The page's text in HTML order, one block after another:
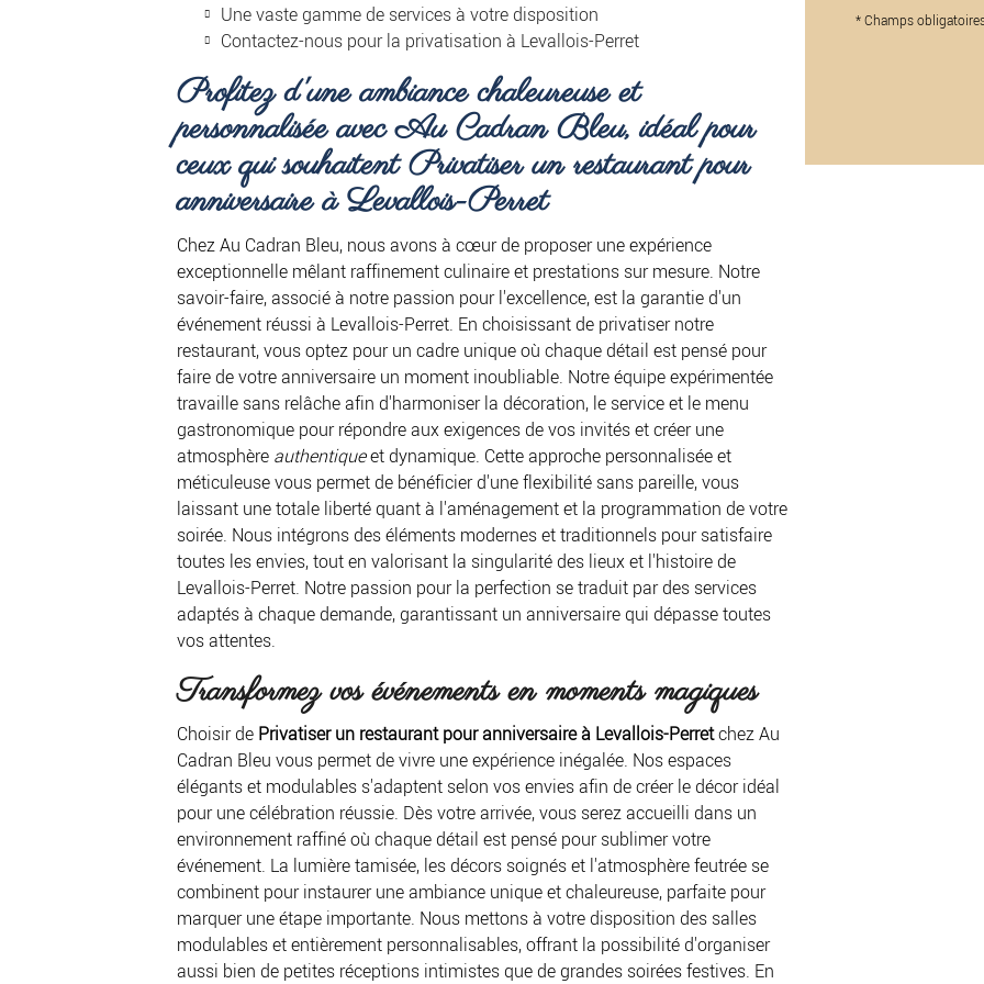
Une vaste gamme de services à votre disposition
Contactez-nous pour la privatisation à Levallois-Perret
Profitez d'une ambiance chaleureuse et
personnalisée avec Au Cadran Bleu, idéal pour
ceux qui souhaitentPrivatiser un restaurant pour
anniversaire à Levallois-Perret
Chez Au Cadran Bleu, nous avons à cœur de proposer une expérience
exceptionnelle mêlant raffinement culinaire et prestations sur mesure. Notre
savoir-faire, associé à notre passion pour l'excellence, est la garantie d'un
événement réussi à Levallois-Perret. En choisissant de privatiser notre
restaurant, vous optez pour un cadre unique où chaque détail est pensé pour
faire de votre anniversaire un moment inoubliable. Notre équipe expérimentée
travaille sans relâche afin d'harmoniser la décoration, le service et le menu
gastronomique pour répondre aux exigences de vos invités et créer une
atmosphère authentiqueet dynamique. Cette approche personnalisée et
méticuleuse vous permet de bénéficier d'une flexibilité sans pareille, vous
laissant une totale liberté quant à l'aménagement et la programmation de votre
soirée. Nous intégrons des éléments modernes et traditionnels pour satisfaire
toutes les envies, tout en valorisant la singularité des lieux et l'histoire de
Levallois-Perret. Notre passion pour la perfection se traduit par des services
adaptés à chaque demande, garantissant un anniversaire qui dépasse toutes
vos attentes.
Transformez vos événements en moments magiques
Choisir de Privatiser un restaurant pour anniversaire à Levallois-Perretchez Au
Cadran Bleu vous permet de vivre une expérience inégalée. Nos espaces
élégants et modulables s'adaptent selon vos envies afin de créer le décor idéal
pour une célébration réussie. Dès votre arrivée, vous serez accueilli dans un
environnement raffiné où chaque détail est pensé pour sublimer votre
événement. La lumière tamisée, les décors soignés et l'atmosphère feutrée se
combinent pour instaurer une ambiance unique et chaleureuse, parfaite pour
marquer une étape importante. Nous mettons à votre disposition des salles
modulables et entièrement personnalisables, offrant la possibilité d'organiser
aussi bien de petites réceptions intimistes que de grandes soirées festives. En
*Champs